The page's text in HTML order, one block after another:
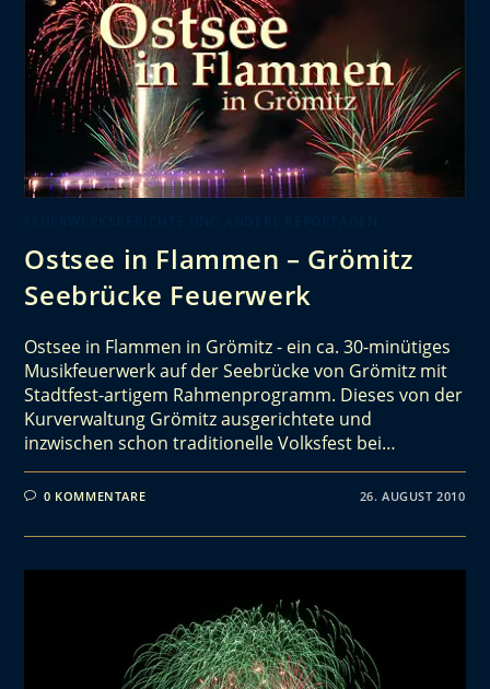
Ostsee in Flammen – Grömitz
Seebrücke Feuerwerk
Ostsee in Flammen in Grömitz - ein ca. 30-minütiges
Musikfeuerwerk auf der Seebrücke von Grömitz mit
Stadtfest-artigem Rahmenprogramm. Dieses von der
Kurverwaltung Grömitz ausgerichtete und
inzwischen schon traditionelle Volksfest bei…
0 KOMMENTARE 26. AUGUST 2010